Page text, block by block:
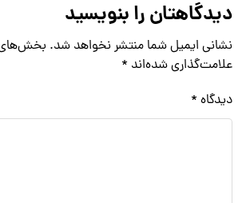
دیدگاهتان را بنویسید
نشانی ایمیل شما منتشر نخواهد شد. بخش‌های
علامت‌گذاری شده‌اند *
دیدگاه *